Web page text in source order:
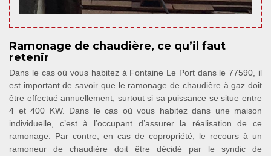
Ramonage de chaudière, ce qu’il faut
retenir
Dans le cas où vous habitez à Fontaine Le Port dans le 77590, il
est important de savoir que le ramonage de chaudière à gaz doit
être effectué annuellement, surtout si sa puissance se situe entre
4 et 400 KW. Dans le cas où vous habitez dans une maison
individuelle, c’est à l’occupant d’assurer la réalisation de ce
ramonage. Par contre, en cas de copropriété, le recours à un
ramoneur de chaudière doit être décidé par le syndic de